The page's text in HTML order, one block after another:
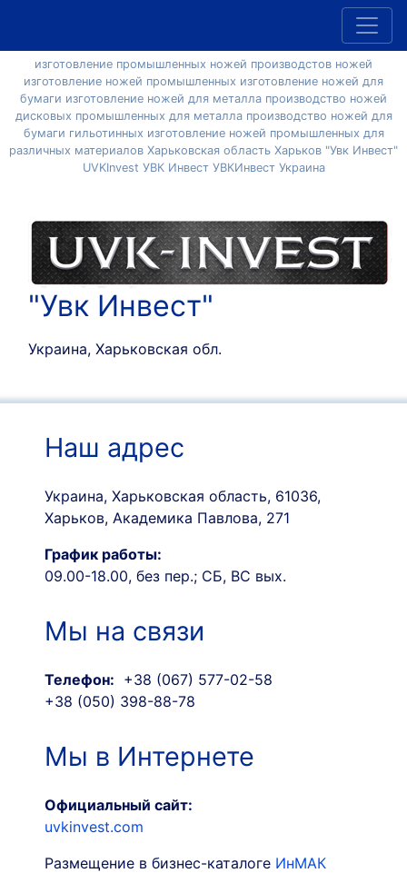
изготовление промышленных ножей производстов ножей
изготовление ножей промышленных изготовление ножей для
бумаги изготовление ножей для металла производство ножей
дисковых промышленных для металла производство ножей для
бумаги гильотинных изготовление ножей промышленных для
различных материалов Харьковская область Харьков "Увк Инвест"
UVKInvest УВК Инвест УВКИнвест Украина
"Увк Инвест"
Украина, Харьковская обл.
Наш адрес
Украина, Харьковская область, 61036,
Харьков, Академика Павлова, 271
График работы:
09.00-18.00, без пер.; СБ, ВС вых.
Мы на связи
Телефон: +38 (067) 577-02-58
+38 (050) 398-88-78
Мы в Интернете
Официальный сайт:
uvkinvest.com
Размещение в бизнес-каталоге ИнМАК